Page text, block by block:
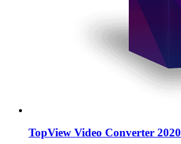
TopView Video Converter 2020